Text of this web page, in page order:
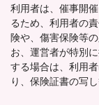
利用者は、催事開
るため、利用者の
険や、傷害保険等
お、運営者が特別
する場合は、利用
り、保険証書の写